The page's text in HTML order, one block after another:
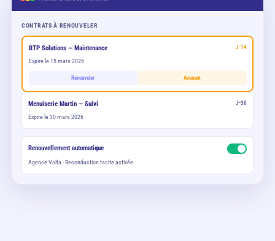
CONTRATS À RENOUVELER
BTP Solutions — Maintenance J−14
Expire le 15 mars 2026
Renouveler Avenant
Menuiserie Martin — Suivi J−30
Expire le 30 mars 2026
Renouvellement automatique
Agence Volta · Reconduction tacite activée